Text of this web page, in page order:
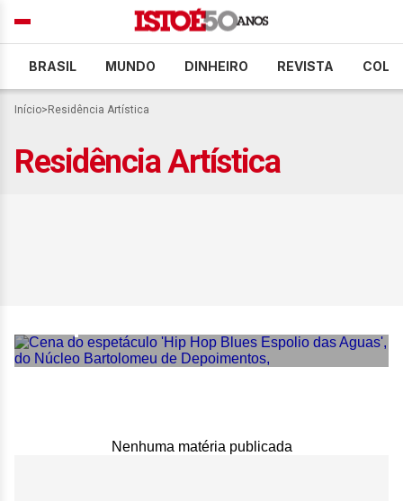
BRASIL MUNDO DINHEIRO REVISTA
Início> Residência Artística
Residência Artística
Nenhuma matéria publicada